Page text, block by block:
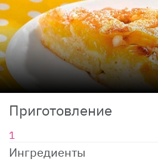
Приготовление
Ингредиенты